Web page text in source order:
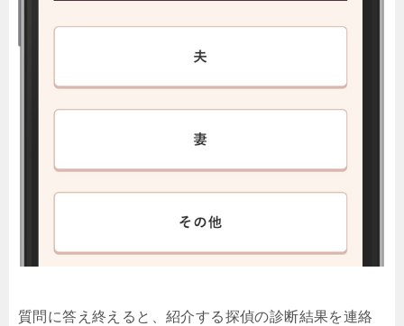
質問に答え終えると、紹介する探偵の診断結果を連絡